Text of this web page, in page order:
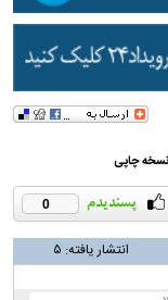
نسخه چاپی
0
انتشار یافته: ۵